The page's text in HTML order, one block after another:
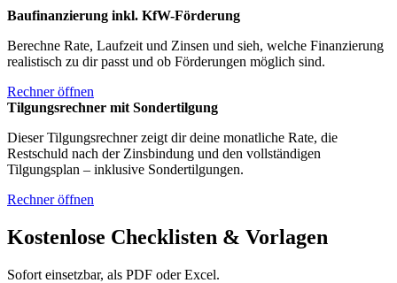
Baufinanzierung inkl. KfW-Förderung
Berechne Rate, Laufzeit und Zinsen und sieh, welche Finanzierung
realistisch zu dir passt und ob Förderungen möglich sind.
Rechner öffnen
Tilgungsrechner mit Sondertilgung
Dieser Tilgungsrechner zeigt dir deine monatliche Rate, die
Restschuld nach der Zinsbindung und den vollständigen
Tilgungsplan – inklusive Sondertilgungen.
Rechner öffnen
Kostenlose Checklisten & Vorlagen
Sofort einsetzbar, als PDF oder Excel.